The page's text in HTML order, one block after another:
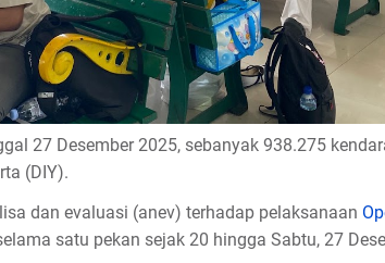
27 Desember 2025, sebanyak 938.275
(DIY).
dan evaluasi (anev) terhadap pelaksanaan
satu pekan sejak 20 hingga Sabtu, 27